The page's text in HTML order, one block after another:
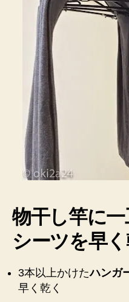
物干し竿に
シーツを早
3本以上かけたハンガ
早く乾く